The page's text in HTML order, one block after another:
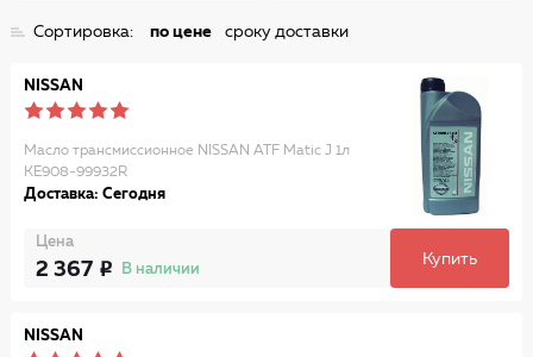
Сортировка: по цене сроку доставки
NISSAN
Масло трансмиссионное NISSAN ATF Matic J 1л
KE908-99932R
Доставка: Сегодня
Цена
2 367 В наличии
Купить
NISSAN